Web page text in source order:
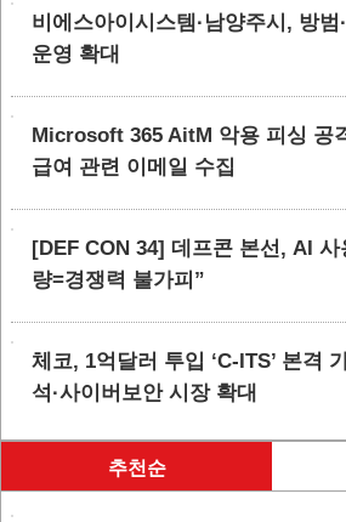
비에스아이시스템·남양주시, 방
운영 확대
Microsoft 365 AitM 악용 피싱 공
급여 관련 이메일 수집
[DEF CON 34] 데프콘 본선, AI
량=경쟁력 불가피”
체코, 1억달러 투입 ‘C-ITS’ 본격
석·사이버보안 시장 확대
추천순